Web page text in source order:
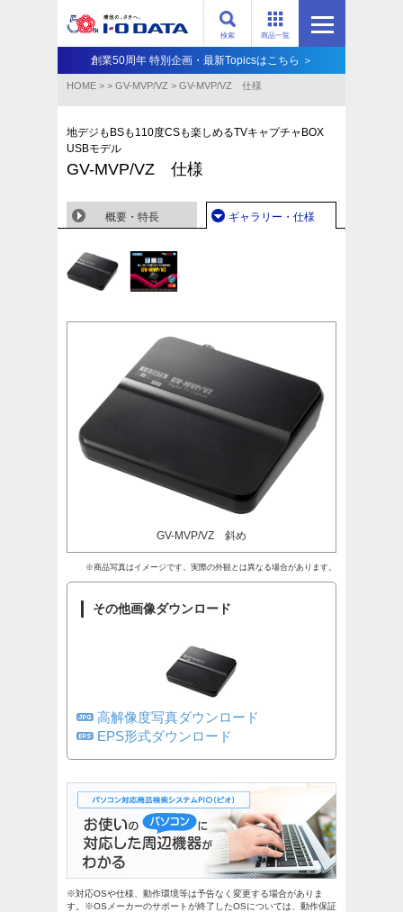
商品一覧
検索
創業50周年 特別企画・最新Topicsはこちら ＞
HOME > > GV-MVP/VZ > GV-MVP/VZ 仕様
地デジもBSも110度CSも楽しめるTVキャプチャBOX
USBモデル
GV-MVP/VZ 仕様
概要・特長 ギャラリー・仕様
GV-MVP/VZ 斜め
※商品写真はイメージです。実際の外観とは異なる場合があります。
その他画像ダウンロード
高解像度写真ダウンロード
EPS形式ダウンロード
※対応OSや仕様、動作環境等は予告なく変更する場合がありま
す。※OSメーカーのサポートが終了したOSについては、動作保証